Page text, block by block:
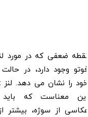
نقطه ضعفی که در مورد
فوتو وجود دارد، در حالت
این معناست که باید
عکاسی از سوژه، بیشتر